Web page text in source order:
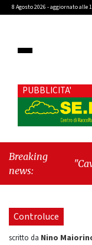
8 Agosto 2026 - aggiornato alle
PUBBLICITA'
Breaking
news:
"Cava de’
“Serve
Controluce
scritto da Nino